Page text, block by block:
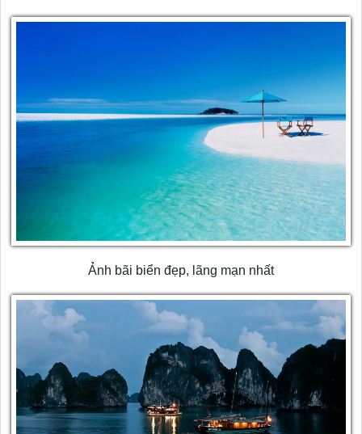
Ảnh bãi biển đẹp, lãng mạn nhất